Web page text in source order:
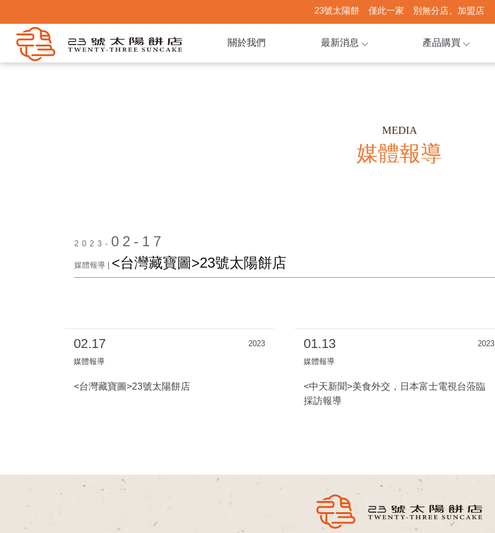
關於我們 最新消息 產品購買
媒體報導
2023- 02-17
媒體報導 | <台灣藏寶圖>23號太陽餅店
02.17
2023
媒體報導
<台灣藏寶圖>23號太陽餅店
01.13
2023
媒體報導
<中天新聞>美食外交，日本富士電視台蒞臨
採訪報導